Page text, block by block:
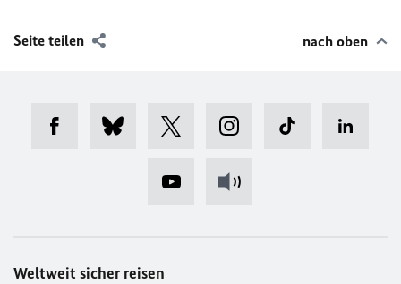
Seite teilen nach oben
Weltweit sicher reisen